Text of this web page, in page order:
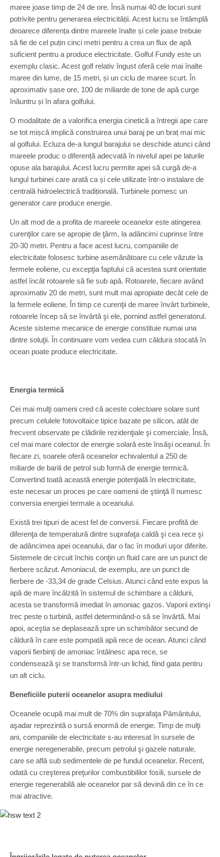
maree joase timp de 24 de ore. Însă numai 40 de locuri sunt
potrivite pentru generarea electricității. Acest lucru se întâmplă
deoarece diferența dintre mareele înalte și cele joase trebuie
să fie de cel puțin cinci metri pentru a crea un flux de apă
suficient pentru a produce electricitate. Golful Fundy este un
exemplu clasic. Acest golf relativ îngust oferă cele mai înalte
maree din lume, de 15 metri, și un ciclu de maree scurt. În
aproximativ șase ore, 100 de miliarde de tone de apă curge
înăuntru și în afara golfului.
O modalitate de a valorifica energia cinetică a întregii ape care
se tot mișcă implică construirea unui baraj pe un braț mai mic
al golfului. Ecluza de-a lungul barajului se deschide atunci când
mareele produc o diferență adecvată în nivelul apei pe laturile
opuse ala barajului. Acest lucru permite apei să curgă de-a
lungul turbinei care arată ca și cele utilizate într-o instalare de
centrală hidroelectrică tradițională. Turbinele pornesc un
generator care produce energie.
Un alt mod de a profita de mareele oceanelor este atingerea
curenţilor care se apropie de ţărm, la adâncimi cuprinse între
20-30 metri. Pentru a face acest lucru, companiile de
electricitate folosesc turbine asemănătoare cu cele văzute la
fermele eoliene, cu excepţia faptului că acestea sunt orientate
astfel încât rotoarele să fie sub apă. Rotoarele, fiecare având
aproximativ 20 de metri, sunt mult mai apropiate decât cele de
la fermele eoliene. În timp ce curenţii de maree învârt turbinele,
rotoarele încep să se învârtă şi ele, pornind astfel generatorul.
Aceste sisteme mecanice de energie constituie numai una
dintre soluţii. În continuare vom vedea cum căldura stocată în
ocean poate produce electricitate.
Energia termică
Cei mai mulţi oameni cred că aceste colectoare solare sunt
precum celulele fotovoltaice tipice bazate pe silicon, atât de
frecvent observate pe clădirile rezidenţiale şi comerciale. Însă,
cel mai mare colector de energie solară este însăşi oceanul. În
fiecare zi, soarele oferă oceanelor echivalentul a 250 de
miliarde de barili de petrol sub formă de energie termică.
Convertind toată această energie potenţială în electricitate,
este necesar un proces pe care oamenii de ştiinţă îl numesc
conversia energiei termale a oceanului.
Există trei tipuri de acest fel de conversii. Fiecare profită de
diferenţa de temperatură dintre suprafaţa caldă şi cea rece şi
de adâncimea apei oceanului, dar o fac în moduri uşor diferite.
Sistemele de circuit închis conţin un fluid care are un punct de
fierbere scăzut. Amoniacul, de exemplu, are un punct de
fierbere de -33,34 de grade Celsius. Atunci când este expus la
apă de mare încălzită în sistemul de schimbare a căldurii,
acesta se transformă imediat în amoniac gazos. Vaporii extinşi
trec peste o turbină, astfel determinând-o să se învârtă. Mai
apoi, aceştia se deplasează spre un schimbător secund de
căldură în care este pompată apă rece de ocean. Atunci când
vaporii fierbinţi de amoniac întâlnesc apa rece, se
condensează şi se transformă într-un lichid, fiind gata pentru
un alt ciclu.
Beneficiile puterii oceanelor asupra mediului
Oceanele ocupă mai mult de 70% din suprafaţa Pământului,
aşadar reprezintă o sursă enormă de energie. Timp de mulţi
ani, companiile de electricitate s-au interesat în sursele de
energie neregenerabile, precum petrolul şi gazele naturale,
care se află sub sedimentele de pe fundul oceanelor. Recent,
odată cu creşterea preţurilor combustibililor fosili, sursele de
energie regenerabilă ale oceanelor par să devină din ce în ce
mai atractive.